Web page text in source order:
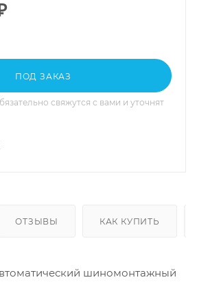
ПОД ЗАКАЗ
свяжутся с вами и уточнят
ОТЗЫВЫ КАК КУПИТЬ
шиномонтажный